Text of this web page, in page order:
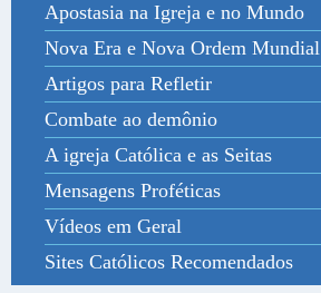
Apostasia na Igreja e no Mundo
Nova Era e Nova Ordem Mundial
Artigos para Refletir
Combate ao demônio
A igreja Católica e as Seitas
Mensagens Proféticas
Vídeos em Geral
Sites Católicos Recomendados